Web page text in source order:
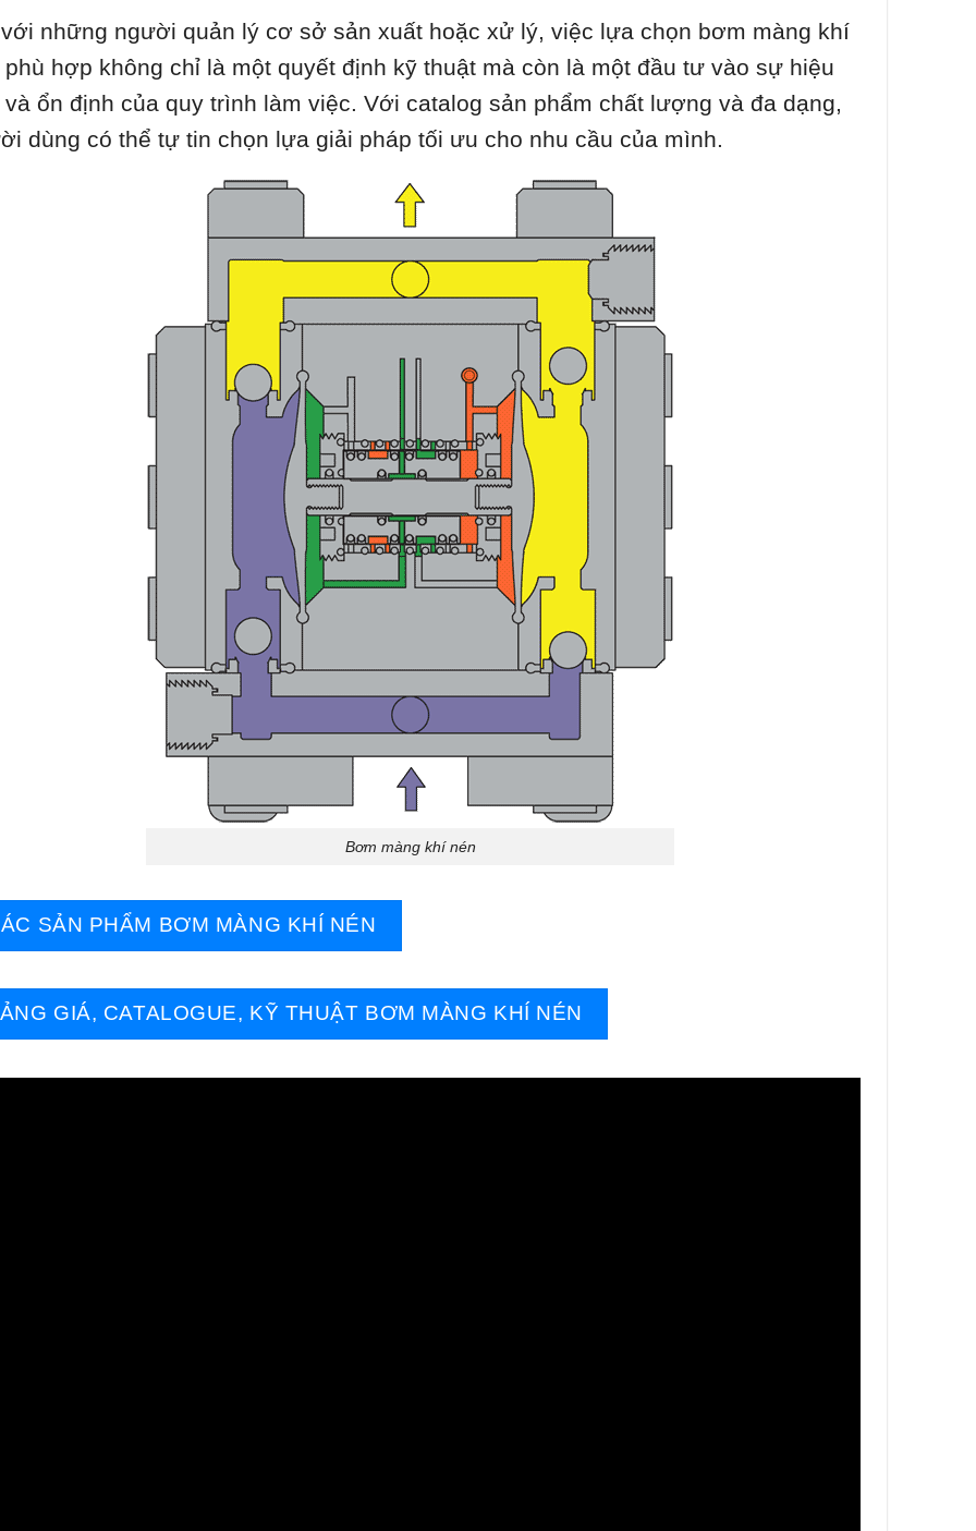
những người quản lý cơ sở sản xuất hoặc xử lý, việc lựa chọn bơm màng khí
phù hợp không chỉ là một quyết định kỹ thuật mà còn là một đầu tư vào sự hiệu
và ổn định của quy trình làm việc. Với catalog sản phẩm chất lượng và đa dạng,
dùng có thể tự tin chọn lựa giải pháp tối ưu cho nhu cầu của mình.
Bơm màng khí nén
SẢN PHẨM BƠM MÀNG KHÍ NÉN
GIÁ, CATALOGUE, KỸ THUẬT BƠM MÀNG KHÍ NÉN